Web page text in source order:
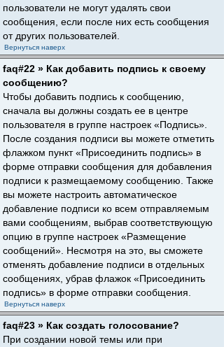
пользователи не могут удалять свои
сообщения, если после них есть сообщения
от других пользователей.
Вернуться наверх
faq#22 » Как добавить подпись к своему
сообщению?
Чтобы добавить подпись к сообщению,
сначала вы должны создать ее в центре
пользователя в группе настроек «Подпись».
После создания подписи вы можете отметить
флажком пункт «Присоединить подпись» в
форме отправки сообщения для добавления
подписи к размещаемому сообщению. Также
вы можете настроить автоматическое
добавление подписи ко всем отправляемым
вами сообщениям, выбрав соответствующую
опцию в группе настроек «Размещение
сообщений». Несмотря на это, вы сможете
отменять добавление подписи в отдельных
сообщениях, убрав флажок «Присоединить
подпись» в форме отправки сообщения.
Вернуться наверх
faq#23 » Как создать голосование?
При создании новой темы или при